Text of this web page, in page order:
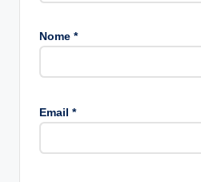
Nome *
Email *
e